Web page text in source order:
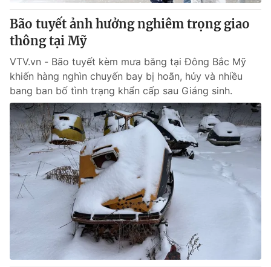
Bão tuyết ảnh hưởng nghiêm trọng giao
thông tại Mỹ
VTV.vn - Bão tuyết kèm mưa băng tại Đông Bắc Mỹ
khiến hàng nghìn chuyến bay bị hoãn, hủy và nhiều
bang ban bố tình trạng khẩn cấp sau Giáng sinh.